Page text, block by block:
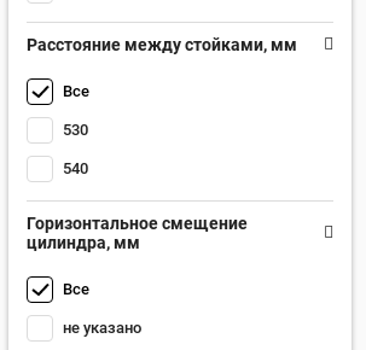
Расстояние между стойками, мм
Все
530
540
Горизонтальное смещение
цилиндра, мм
Все
не указано